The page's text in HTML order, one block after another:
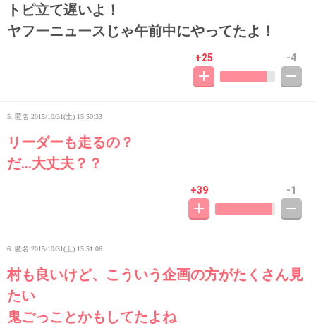
トピ立て遅いよ！
ヤフーニュースじゃ午前中にやってたよ！
+25 -4
5. 匿名 2015/10/31(土) 15:50:33
リーダーも走るの？
だ…大丈夫？？
+39 -1
6. 匿名 2015/10/31(土) 15:51:06
村も良いけど、こういう企画の方がたくさん見
たい
鬼ごっことかもしてたよね